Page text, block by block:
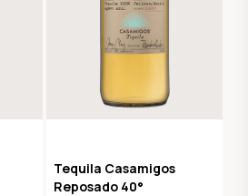
Tequila Casamigos
Reposado 40°